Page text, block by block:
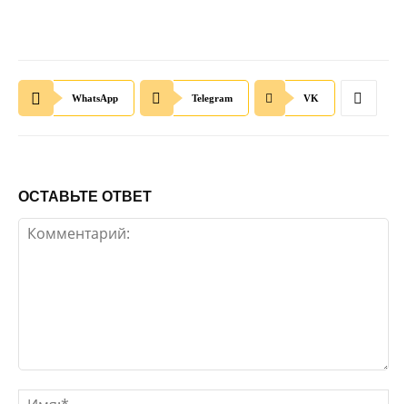
WhatsApp Telegram VK
ОСТАВЬТЕ ОТВЕТ